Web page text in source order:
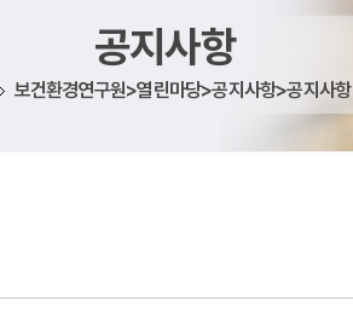
공지사항
보건환경연구원>열린마당>공지사항>공지사항